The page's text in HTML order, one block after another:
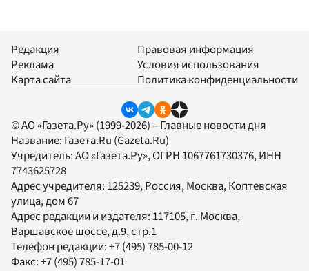
Редакция
Реклама
Карта сайта
Правовая информация
Условия использования
Политика конфиденциальности
© АО «Газета.Ру» (1999-2026) – Главные новости дня
Название: Газета.Ru (Gazeta.Ru)
Учредитель:АО «Газета.Ру», ОГРН 1067761730376, ИНН
7743625728
Адрес учредителя: 125239, Россия, Москва, Коптевская
улица, дом 67
Адрес редакции и издателя: 117105, г. Москва,
Варшавское шоссе, д.9, стр.1
Телефон редакции:+7 (495) 785-00-12
Факс:+7 (495) 785-17-01